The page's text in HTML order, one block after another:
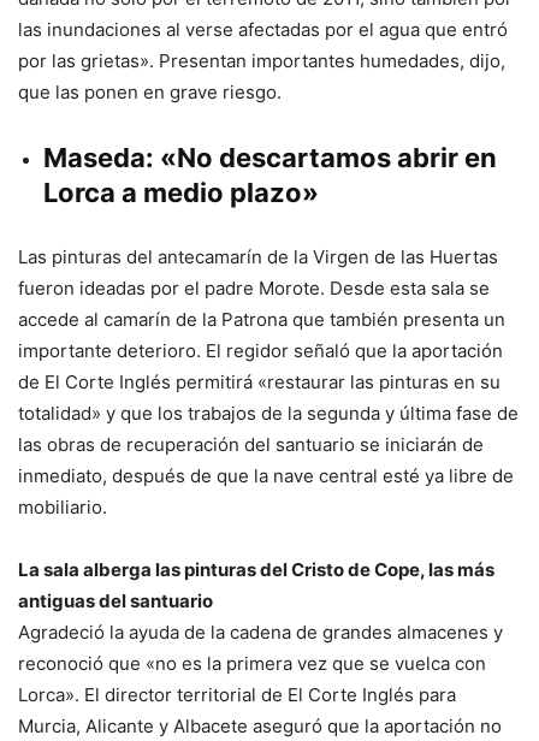
las inundaciones al verse afectadas por el agua que entró
por las grietas». Presentan importantes humedades, dijo,
que las ponen en grave riesgo.
Maseda: «No descartamos abrir en
Lorca a medio plazo»
Las pinturas del antecamarín de la Virgen de las Huertas
fueron ideadas por el padre Morote. Desde esta sala se
accede al camarín de la Patrona que también presenta un
importante deterioro. El regidor señaló que la aportación
de El Corte Inglés permitirá «restaurar las pinturas en su
totalidad» y que los trabajos de la segunda y última fase de
las obras de recuperación del santuario se iniciarán de
inmediato, después de que la nave central esté ya libre de
mobiliario.
La sala alberga las pinturas del Cristo de Cope, las más
antiguas del santuario
Agradeció la ayuda de la cadena de grandes almacenes y
reconoció que «no es la primera vez que se vuelca con
Lorca». El director territorial de El Corte Inglés para
Murcia, Alicante y Albacete aseguró que la aportación no